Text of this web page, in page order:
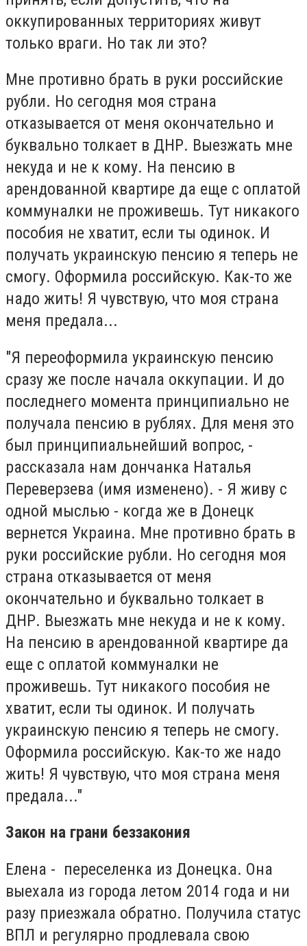
оккупированных территориях живут
только враги. Но так ли это?
Мне противно брать в руки российские
рубли. Но сегодня моя страна
отказывается от меня окончательно и
буквально толкает в ДНР. Выезжать мне
некуда и не к кому. На пенсию в
арендованной квартире да еще с оплатой
коммуналки не проживешь. Тут никакого
пособия не хватит, если ты одинок. И
получать украинскую пенсию я теперь не
смогу. Оформила российскую. Как-то же
надо жить! Я чувствую, что моя страна
меня предала...
"Я переоформила украинскую пенсию
сразу же после начала оккупации. И до
последнего момента принципиально не
получала пенсию в рублях. Для меня это
был принципиальнейший вопрос, -
рассказала нам дончанка Наталья
Переверзева (имя изменено). - Я живу с
одной мыслью - когда же в Донецк
вернется Украина. Мне противно брать в
руки российские рубли. Но сегодня моя
страна отказывается от меня
окончательно и буквально толкает в
ДНР. Выезжать мне некуда и не к кому.
На пенсию в арендованной квартире да
еще с оплатой коммуналки не
проживешь. Тут никакого пособия не
хватит, если ты одинок. И получать
украинскую пенсию я теперь не смогу.
Оформила российскую. Как-то же надо
жить! Я чувствую, что моя страна меня
предала..."
Закон на грани беззакония
Елена - переселенка из Донецка. Она
выехала из города летом 2014 года и ни
разу приезжала обратно. Получила статус
ВПЛ и регулярно продлевала свою